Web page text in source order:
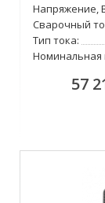
Напряжение,
Сварочный
Тип тока:
Номинальная
57